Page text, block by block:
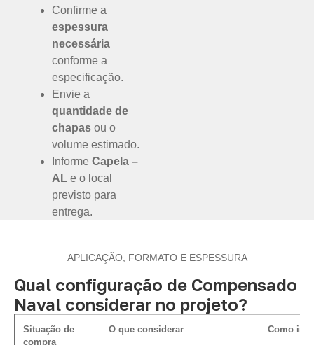
Confirme a
espessura
necessária
conforme a
especificação.
Envie a
quantidade de
chapas ou o
volume estimado.
Informe Capela –
AL e o local
previsto para
entrega.
APLICAÇÃO, FORMATO E ESPESSURA
Qual configuração de Compensado
Naval considerar no projeto?
Situação de
compra
O que considerar Como